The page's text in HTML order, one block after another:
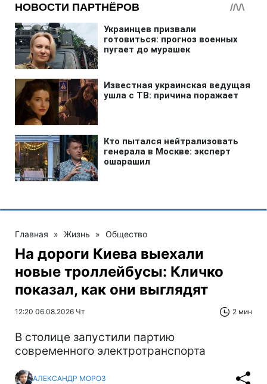
Главная » Жизнь » Общество
На дороги Киева выехали
новые троллейбусы: Кличко
показал, как они выглядят
12:20 06.08.2026 Чт 2 мин
В столице запустили партию
современного электротранспорта
АЛЕКСАНДР МОРОЗ